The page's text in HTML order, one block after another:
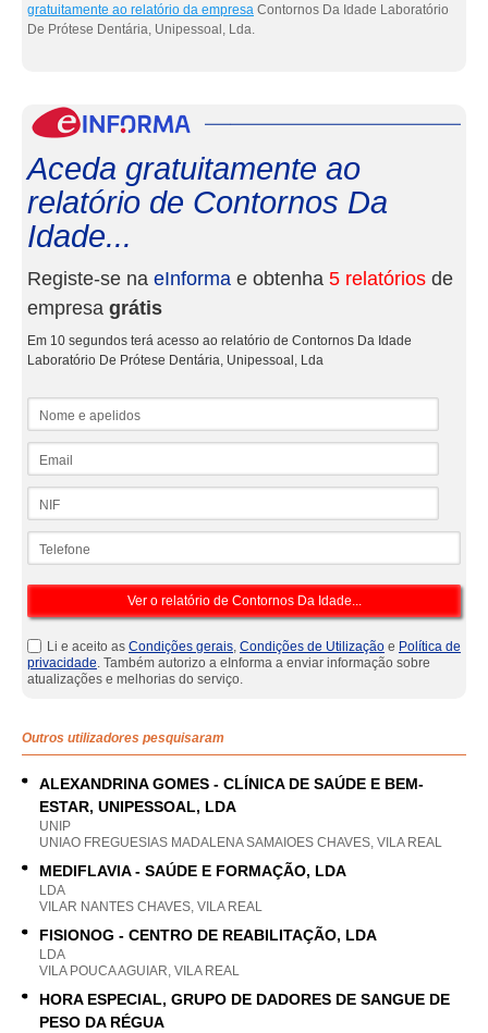
gratuitamente ao relatório da empresa Contornos Da Idade Laboratório
De Prótese Dentária, Unipessoal, Lda.
Aceda gratuitamente ao
relatório de Contornos Da
Idade...
Registe-se na eInforma e obtenha 5 relatórios de
empresa grátis
Em 10 segundos terá acesso ao relatório de Contornos Da Idade
Laboratório De Prótese Dentária, Unipessoal, Lda
Li e aceito as Condições gerais, Condições de Utilização e Política de
privacidade. Também autorizo a eInforma a enviar informação sobre
atualizações e melhorias do serviço.
Outros utilizadores pesquisaram
ALEXANDRINA GOMES - CLÍNICA DE SAÚDE E BEM-
ESTAR, UNIPESSOAL, LDA
UNIP
UNIAO FREGUESIAS MADALENA SAMAIOES CHAVES, VILA REAL
MEDIFLAVIA - SAÚDE E FORMAÇÃO, LDA
LDA
VILAR NANTES CHAVES, VILA REAL
FISIONOG - CENTRO DE REABILITAÇÃO, LDA
LDA
VILA POUCA AGUIAR, VILA REAL
HORA ESPECIAL, GRUPO DE DADORES DE SANGUE DE
PESO DA RÉGUA